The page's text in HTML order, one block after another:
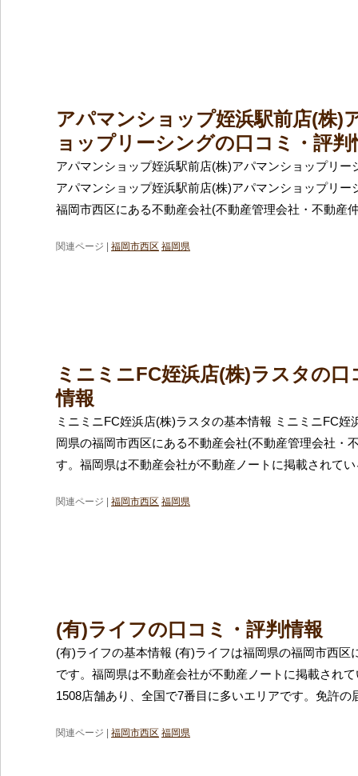
アパマンショップ姪浜駅前店(株)
ョップリーシングの口コミ・評判
アパマンショップ姪浜駅前店(株)アパマンショップリー
アパマンショップ姪浜駅前店(株)アパマンショップリー
福岡市西区にある不動産会社(不動産管理会社・不動産
関連ページ | 福岡市西区 福岡県
ミニミニFC姪浜店(株)ラスタの口
情報
ミニミニFC姪浜店(株)ラスタの基本情報 ミニミニFC姪
岡県の福岡市西区にある不動産会社(不動産管理会社・
す。福岡県は不動産会社が不動産ノートに掲載されて
関連ページ | 福岡市西区 福岡県
(有)ライフの口コミ・評判情報
(有)ライフの基本情報 (有)ライフは福岡県の福岡市西区
です。福岡県は不動産会社が不動産ノートに掲載され
1508店舗あり、全国で7番目に多いエリアです。免許の
関連ページ | 福岡市西区 福岡県